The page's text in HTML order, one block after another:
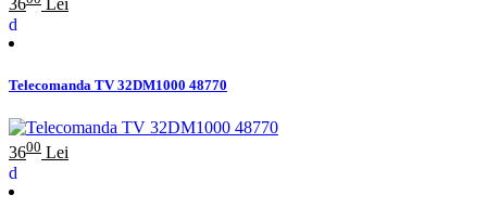
Telecomanda TV 32DM1000 48770
3600 Lei